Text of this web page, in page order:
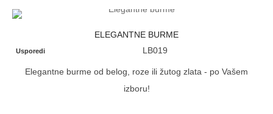
ELEGANTNE BURME
Usporedi LB019
Elegantne burme od belog, roze ili žutog zlata - po Vašem
izboru!